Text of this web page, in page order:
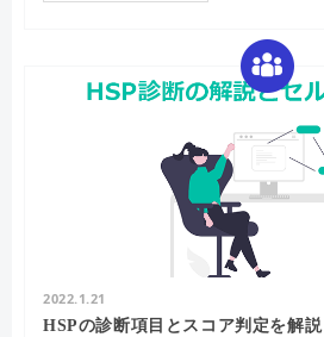
2022.1.21
HSPの診断項目とスコア判定を解説